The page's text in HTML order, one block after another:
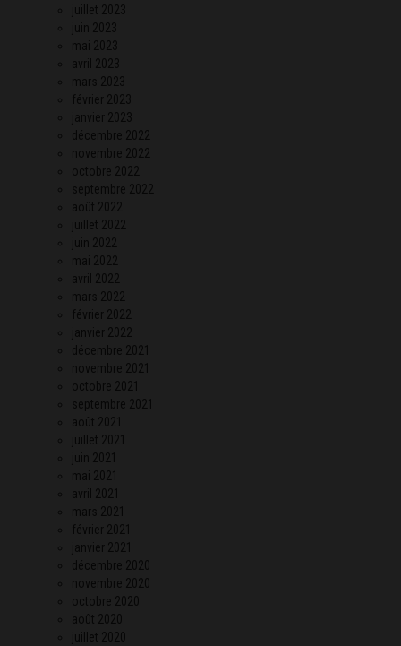
juillet 2023
juin 2023
mai 2023
avril 2023
mars 2023
février 2023
janvier 2023
décembre 2022
novembre 2022
octobre 2022
septembre 2022
août 2022
juillet 2022
juin 2022
mai 2022
avril 2022
mars 2022
février 2022
janvier 2022
décembre 2021
novembre 2021
octobre 2021
septembre 2021
août 2021
juillet 2021
juin 2021
mai 2021
avril 2021
mars 2021
février 2021
janvier 2021
décembre 2020
novembre 2020
octobre 2020
août 2020
juillet 2020